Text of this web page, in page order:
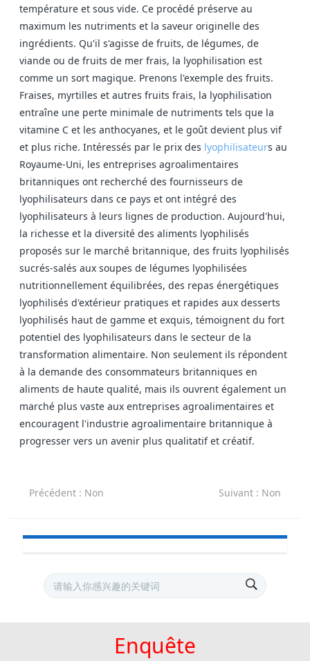
température et sous vide. Ce procédé préserve au
maximum les nutriments et la saveur originelle des
ingrédients. Qu'il s'agisse de fruits, de légumes, de
viande ou de fruits de mer frais, la lyophilisation est
comme un sort magique. Prenons l'exemple des fruits.
Fraises, myrtilles et autres fruits frais, la lyophilisation
entraîne une perte minimale de nutriments tels que la
vitamine C et les anthocyanes, et le goût devient plus vif
et plus riche. Intéressés par le prix des lyophilisateurs au
Royaume-Uni, les entreprises agroalimentaires
britanniques ont recherché des fournisseurs de
lyophilisateurs dans ce pays et ont intégré des
lyophilisateurs à leurs lignes de production. Aujourd'hui,
la richesse et la diversité des aliments lyophilisés
proposés sur le marché britannique, des fruits lyophilisés
sucrés-salés aux soupes de légumes lyophilisées
nutritionnellement équilibrées, des repas énergétiques
lyophilisés d'extérieur pratiques et rapides aux desserts
lyophilisés haut de gamme et exquis, témoignent du fort
potentiel des lyophilisateurs dans le secteur de la
transformation alimentaire. Non seulement ils répondent
à la demande des consommateurs britanniques en
aliments de haute qualité, mais ils ouvrent également un
marché plus vaste aux entreprises agroalimentaires et
encouragent l'industrie agroalimentaire britannique à
progresser vers un avenir plus qualitatif et créatif.
Précédent : Non Suivant : Non
Enquête